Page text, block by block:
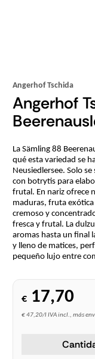
Angerhof Tschida
Angerhof
La Sämling 88
qué esta variedad se
Neusiedlersee. Solo
con botrytis para
frutal. En nariz ofrece
maduras, fruta
cremoso y
fresca y frutal. La
aromas hasta un final
y lleno de matices,
pequeño lujo entre
€ 17,70
€ 47,20/l IVA incl., más